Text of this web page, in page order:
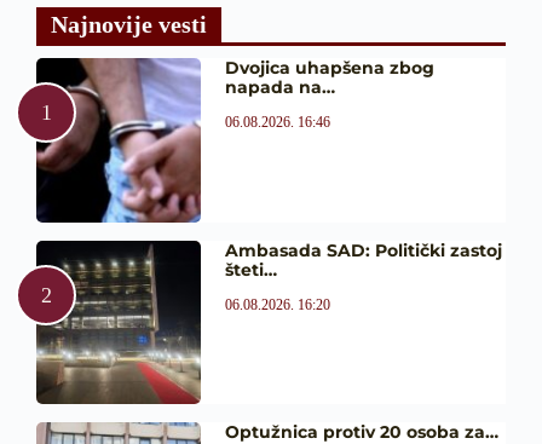
Najnovije vesti
Dvojica uhapšena zbog
napada na…
06.08.2026. 16:46
Ambasada SAD: Politički zastoj
šteti…
06.08.2026. 16:20
Optužnica protiv 20 osoba za…